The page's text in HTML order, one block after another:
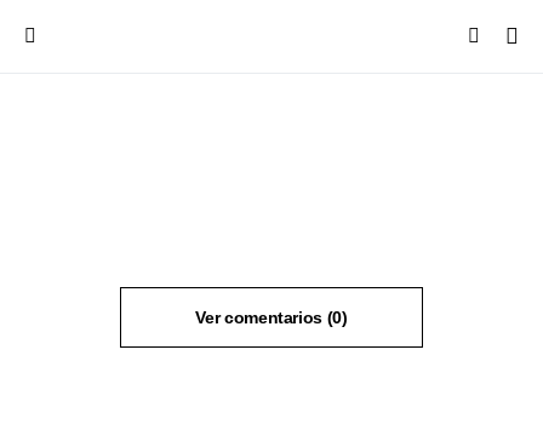
Ver comentarios (0)